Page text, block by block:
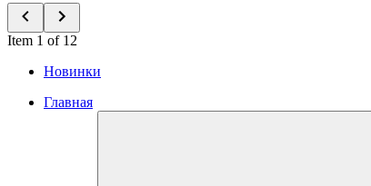
Item 1 of 12
Новинки
Главная